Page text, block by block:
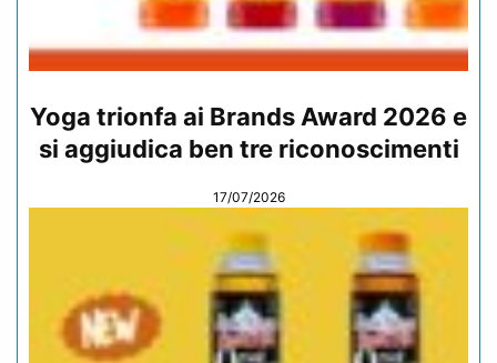
Yoga trionfa ai Brands Award 2026 e
si aggiudica ben tre riconoscimenti
17/07/2026